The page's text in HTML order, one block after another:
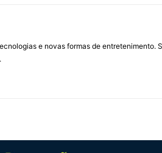
e novas formas de entretenimento.